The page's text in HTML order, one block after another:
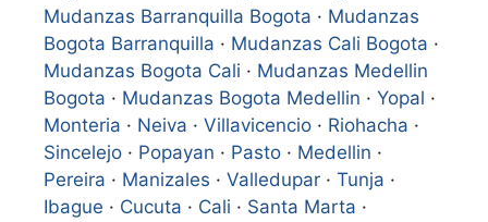
Mudanzas Barranquilla Bogota · Mudanzas
Bogota Barranquilla · Mudanzas Cali Bogota ·
Mudanzas Bogota Cali · Mudanzas Medellin
Bogota · Mudanzas Bogota Medellin · Yopal ·
Monteria · Neiva · Villavicencio · Riohacha ·
Sincelejo · Popayan · Pasto · Medellin ·
Pereira · Manizales · Valledupar · Tunja ·
Ibague · Cucuta · Cali · Santa Marta ·